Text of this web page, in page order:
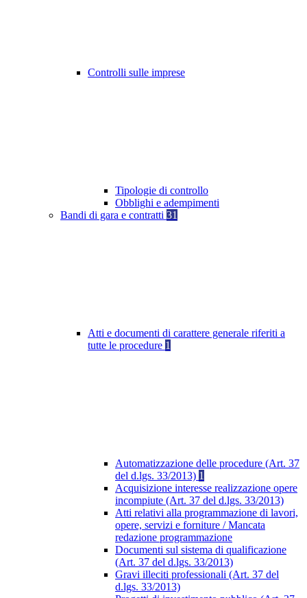
Controlli sulle imprese
Tipologie di controllo
Obblighi e adempimenti
Bandi di gara e contratti 31
Atti e documenti di carattere generale riferiti a
tutte le procedure 1
Automatizzazione delle procedure (Art. 37
del d.lgs. 33/2013) 1
Acquisizione interesse realizzazione opere
incompiute (Art. 37 del d.lgs. 33/2013)
Atti relativi alla programmazione di lavori,
opere, servizi e forniture / Mancata
redazione programmazione
Documenti sul sistema di qualificazione
(Art. 37 del d.lgs. 33/2013)
Gravi illeciti professionali (Art. 37 del
d.lgs. 33/2013)